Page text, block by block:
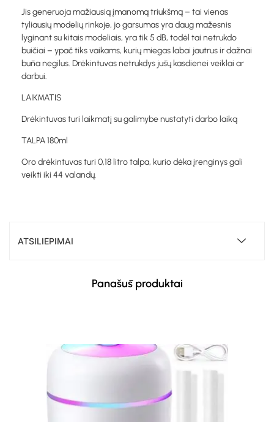
Jis generuoja mažiausią įmanomą triukšmą – tai vienas
tyliausių modelių rinkoje, jo garsumas yra daug mažesnis
lyginant su kitais modeliais, yra tik 5 dB, todėl tai netrukdo
buičiai – ypač tiks vaikams, kurių miegas labai jautrus ir dažnai
būna negilus. Drėkintuvas netrukdys jūsų kasdienei veiklai ar
darbui.
LAIKMATIS
Drėkintuvas turi laikmatį su galimybe nustatyti darbo laiką
TALPA 180ml
Oro drėkintuvas turi 0,18 litro talpa, kurio dėka įrenginys gali
veikti iki 44 valandų.
ATSILIEPIMAI
Panašūs produktai